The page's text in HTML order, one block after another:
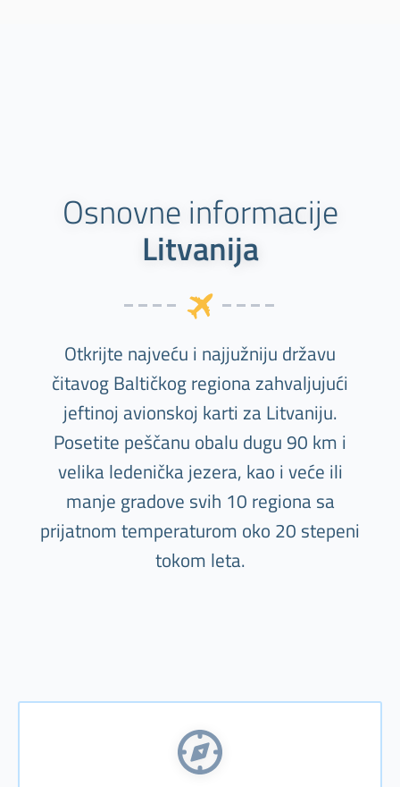
Osnovne informacije
Litvanija
Otkrijte najveću i najjužniju državu
čitavog Baltičkog regiona zahvaljujući
jeftinoj avionskoj karti za Litvaniju.
Posetite peščanu obalu dugu 90 km i
velika ledenička jezera, kao i veće ili
manje gradove svih 10 regiona sa
prijatnom temperaturom oko 20 stepeni
tokom leta.